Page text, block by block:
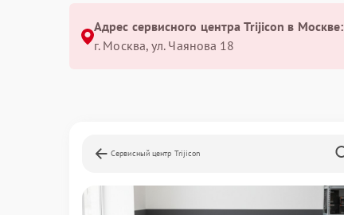
Адрес сервисного центра Trijicon в Москве:
г. Москва, ул. Чаянова 18
Сервисный центр Trijicon